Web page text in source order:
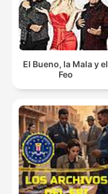
El Bueno, la Mala y el
Feo